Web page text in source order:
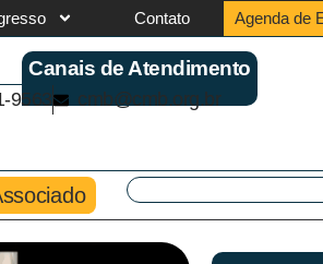
Contato Agenda de
Canais de Atendimento
9563 cmb@cmb.org.br